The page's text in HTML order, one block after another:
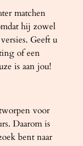
matchen
hij zowel
Geeft u
of een
is aan jou!
voor
Daarom is
bent naar